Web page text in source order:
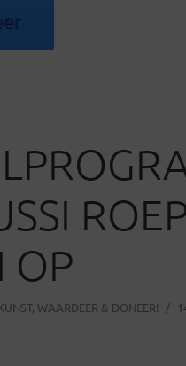
OP
, WAARDEER & DONEER!